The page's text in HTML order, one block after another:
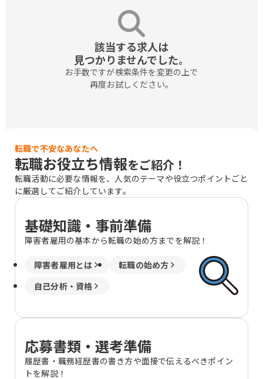
該当する求人は
見つかりませんでした。
お手数ですが検索条件を変更の上で
再度お試しください。
転職で不安なあなたへ
転職お役立ち情報をご紹介！
転職活動に必要な情報を、人気のテーマや役立つポイントごと
に厳選してご紹介しています。
基礎知識・事前準備
障害者雇用の基本から転職の始め方までを解説！
障害者雇用とは
転職の始め方
自己分析・資格
応募書類・選考準備
履歴書・職務経歴書の書き方や面接で伝えるべきポイン
トを解説！